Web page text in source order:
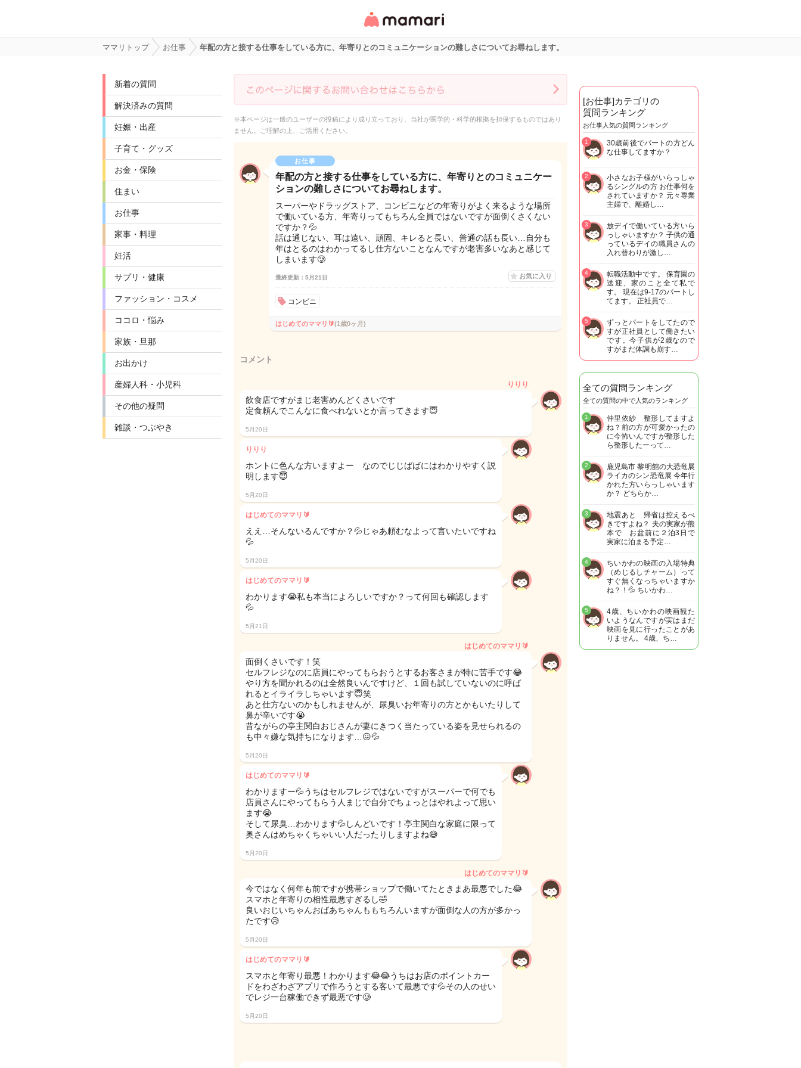
リ・情報サイト
ママリトップ お仕事 年配の方と接する仕事をしている方に、年寄りとのコミュニケーションの難しさについてお尋ねします。
新着の質問
解決済みの質問
妊娠・出産
子育て・グッズ
お金・保険
住まい
お仕事
家事・料理
妊活
サプリ・健康
ファッション・コスメ
ココロ・悩み
家族・旦那
お出かけ
産婦人科・小児科
その他の疑問
雑談・つぶやき
※本ページは一般のユーザーの投稿により成り立っており、当社が医学的・科学的根拠を担保するものではあり
ません。ご理解の上、ご活用ください。
お仕事
年配の方と接する仕事をしている方に、年寄りとのコミュニケー
ションの難しさについてお尋ねします。
スーパーやドラッグストア、コンビニなどの年寄りがよく来るような場所
で働いている方、年寄りってもちろん全員ではないですが面倒くさくない
ですか？💦
話は通じない、耳は遠い、頑固、キレると長い、普通の話も長い…自分も
年はとるのはわかってるし仕方ないことなんですが老害多いなあと感じて
しまいます🥲
最終更新：5月21日 お気に入り
コンビニ
はじめてのママリ🔰(1歳0ヶ月)
コメント
りりり
飲食店ですがまじ老害めんどくさいです
定食頼んでこんなに食べれないとか言ってきます😇
5月20日
りりり
ホントに色んな方いますよー なのでじじばばにはわかりやすく説
明します😇
5月20日
はじめてのママリ🔰
ええ…そんないるんですか？💦じゃあ頼むなよって言いたいですね
💦
5月20日
はじめてのママリ🔰
わかります😭私も本当によろしいですか？って何回も確認します
💦
5月21日
はじめてのママリ🔰
面倒くさいです！笑
セルフレジなのに店員にやってもらおうとするお客さまが特に苦手です😂
やり方を聞かれるのは全然良いんですけど、１回も試していないのに呼ば
れるとイライラしちゃいます😇笑
あと仕方ないのかもしれませんが、尿臭いお年寄りの方とかもいたりして
鼻が辛いです😭
昔ながらの亭主関白おじさんが妻にきつく当たっている姿を見せられるの
も中々嫌な気持ちになります…😖💦
5月20日
はじめてのママリ🔰
わかりますー💦うちはセルフレジではないですがスーパーで何でも
店員さんにやってもらう人まじで自分でちょっとはやれよって思い
ます😭
そして尿臭…わかります💦しんどいです！亭主関白な家庭に限って
奥さんはめちゃくちゃいい人だったりしますよね😅
5月20日
はじめてのママリ🔰
今ではなく何年も前ですが携帯ショップで働いてたときまあ最悪でした😂
スマホと年寄りの相性最悪すぎるし🤣
良いおじいちゃんおばあちゃんももちろんいますが面倒な人の方が多かっ
たです😥
5月20日
はじめてのママリ🔰
スマホと年寄り最悪！わかります😂😂うちはお店のポイントカー
ドをわざわざアプリで作ろうとする客いて最悪です💦その人のせい
でレジ一台稼働できず最悪です🥲
5月20日
[お仕事]カテゴリの
質問ランキング
お仕事人気の質問ランキング
30歳前後でパートの方どん
な仕事してますか？
1
小さなお子様がいらっしゃ
るシングルの方 お仕事何を
されていますか？ 元々専業
主婦で、離婚し…
2
放デイで働いている方いら
っしゃいますか？ 子供の通
っているデイの職員さんの
入れ替わりが激し…
3
転職活動中です。 保育園の
送迎、家のこと全て私で
す。 現在は9-17のパートし
てます。 正社員で…
4
ずっとパートをしてたので
すが正社員として働きたい
です。今子供が2歳なので
すがまだ体調も崩す…
5
全ての質問ランキング
全ての質問の中で人気のランキング
仲里依紗 整形してますよ
ね？前の方が可愛かったの
に今怖いんですが整形した
ら整形したーって…
1
鹿児島市 黎明館の大恐竜展
ライカのシン恐竜展 今年行
かれた方いらっしゃいます
か？ どちらか…
2
地震あと 帰省は控えるべ
きですよね？ 夫の実家が熊
本で お盆前に２泊3日で
実家に泊まる予定…
3
ちいかわの映画の入場特典
（めじるしチャーム）って
すぐ無くなっちゃいますか
ね？！💦 ちいかわ…
4
4歳、ちいかわの映画観た
いようなんですが実はまだ
映画を見に行ったことがあ
りません。 4歳、ち…
5